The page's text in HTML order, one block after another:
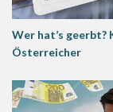
Wer hat’s geerbt?
Österreicher